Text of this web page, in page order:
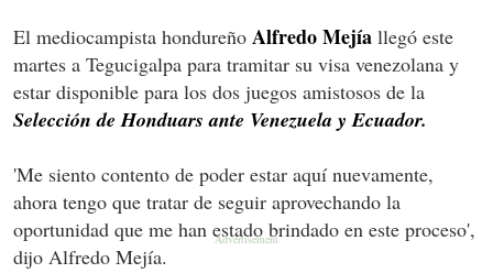
El mediocampista hondureño Alfredo Mejía llegó este
martes a Tegucigalpa para tramitar su visa venezolana y
estar disponible para los dos juegos amistosos de la
Selección de Honduars ante Venezuela y Ecuador.
'Me siento contento de poder estar aquí nuevamente,
ahora tengo que tratar de seguir aprovechando la
oportunidad que me han estado brindado en este proceso',
dijo Alfredo Mejía.